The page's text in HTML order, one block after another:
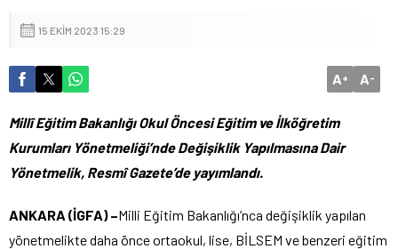
15 EKIM 2023 15:29
A+ A-
Millî Eğitim Bakanlığı Okul Öncesi Eğitim ve İlköğretim
Kurumları Yönetmeliği’nde Değişiklik Yapılmasına Dair
Yönetmelik, Resmî Gazete’de yayımlandı.
ANKARA (İGFA) –Milli Eğitim Bakanlığı’nca değişiklik yapılan
yönetmelikte daha önce ortaokul, lise, BİLSEM ve benzeri eğitim